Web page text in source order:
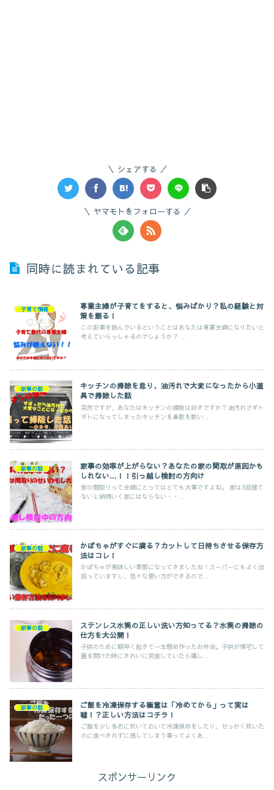
シェアする
ヤマモトをフォローする
同時に読まれている記事
子育て情報
専業主婦が子育てをすると、悩みばかり？私の経験と対
策を語る！
この記事を読んでいるということはあなたは専業主婦になりたいと
考えていらっしゃるのでしょうか？ ...
家事の話
キッチンの掃除を怠り、油汚れで大変になったから小道
具で掃除した話
突然ですが、あなたはキッチンの掃除は好きですか？油汚れでギト
ギトになってしまったキッチンを鼻歌を歌い...
家事の話
家事の効率が上がらない？あなたの家の間取が原因かも
しれない…！！引っ越し検討の方向け
家の間取りって主婦にとってはとても大事ですよね。 家は3回建て
ないと納得いく家にはならない・・...
家事の話
かぼちゃがすぐに腐る？カットして日持ちさせる保存方
法はコレ！
かぼちゃが美味しい季節になってきましたね！スーパーにもよく出
回っていますし、色々な使い方ができるので...
家事の話
ステンレス水筒の正しい洗い方知ってる？水筒の掃除の
仕方を大公開！
子供のために朝早く起きて一生懸命作ったお弁当。子供が帰宅して
蓋を開けた時にきれいに完食していたら嬉し...
家事の話
ご飯を冷凍保存する極意は「冷めてから」って実は
嘘！？正しい方法はコチラ！
ご飯を少し多めに炊いておいて冷凍保存をしたり、せっかく炊いた
のに食べきれずに残してしまう事ってよくあ...
スポンサーリンク